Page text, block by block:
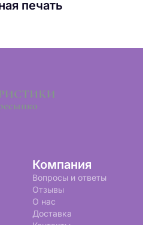
печать
Компания
Вопросы и ответы
Отзывы
О нас
Доставка